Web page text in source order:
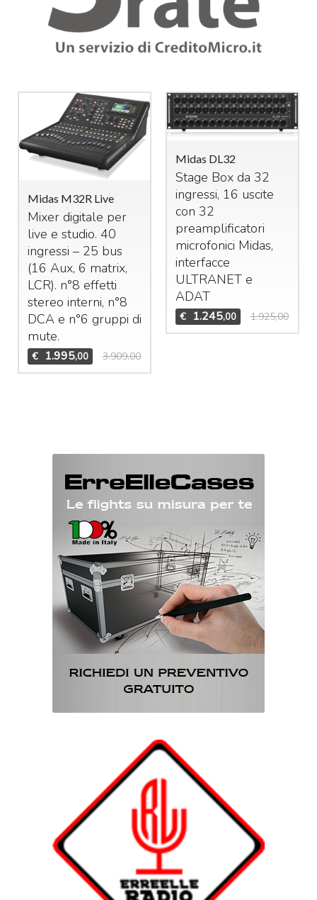
Midas M32R Live
Mixer digitale per
live e studio. 40
ingressi – 25 bus
(16 Aux, 6 matrix,
LCR). n°8 effetti
stereo interni, n°8
DCAe n°6 gruppi di
mute.
€ 1.995,00 3.909,00
Midas DL32
Stage Box da 32
ingressi, 16 uscite
con 32
preamplificatori
microfonici Midas,
interfacce
ULTRANETe
ADAT
€ 1.245,00 1.925,00